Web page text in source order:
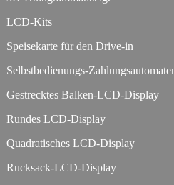
LCD-Kits
Speisekarte für den Drive-in
Selbstbedienungs-
Gestrecktes Balken-LCD-Display
Rundes LCD-Display
Quadratisches LCD-Display
Rucksack-LCD-Display